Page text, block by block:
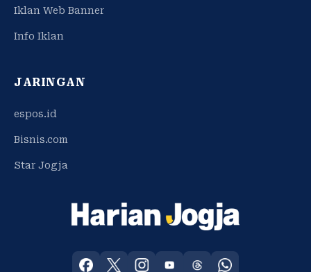
Iklan Web Banner
Info Iklan
JARINGAN
espos.id
Bisnis.com
Star Jogja